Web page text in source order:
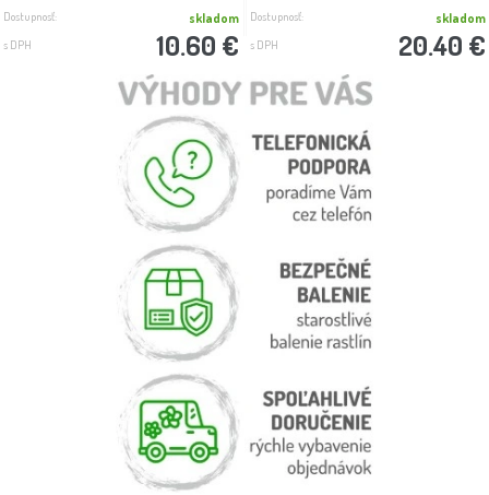
Dostupnosť: skladom
s DPH 10.60 €
Dostupnosť: skladom
s DPH 20.40 €